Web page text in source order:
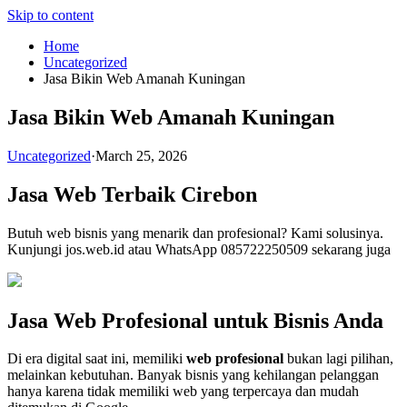
Skip to content
Home
Uncategorized
Jasa Bikin Web Amanah Kuningan
Jasa Bikin Web Amanah Kuningan
Uncategorized·March 25, 2026
Jasa Web Terbaik Cirebon
Butuh web bisnis yang menarik dan profesional? Kami solusinya.
Kunjungi jos.web.id atau WhatsApp 085722250509 sekarang juga
Jasa Web Profesional untuk Bisnis Anda
Di era digital saat ini, memiliki web profesional bukan lagi pilihan,
melainkan kebutuhan. Banyak bisnis yang kehilangan pelanggan
hanya karena tidak memiliki web yang terpercaya dan mudah